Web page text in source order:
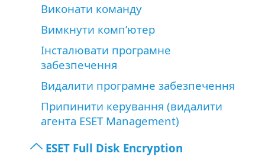
Виконати команду
Вимкнути комп’ютер
Інсталювати програмне
забезпечення
Видалити програмне забезпечення
Припинити керування (видалити
агента ESET Management)
ESET Full Disk Encryption